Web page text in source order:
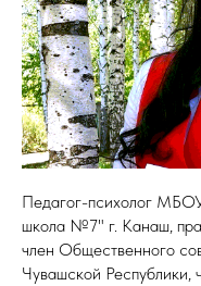
Педагог-психолог
школа №7" г. Канаш,
член Общественного
Чувашской Республики,